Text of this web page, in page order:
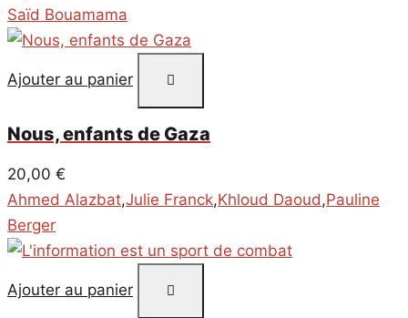
Saïd Bouamama
Ajouter au panier
Nous, enfants de Gaza
20,00 €
Ahmed Alazbat,Julie Franck,Khloud Daoud,Pauline
Berger
Ajouter au panier